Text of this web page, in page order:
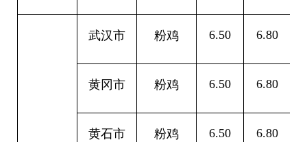
武汉市 粉鸡 6.50 6.80
黄冈市 粉鸡 6.50 6.80
黄石市 粉鸡 6.50 6.80